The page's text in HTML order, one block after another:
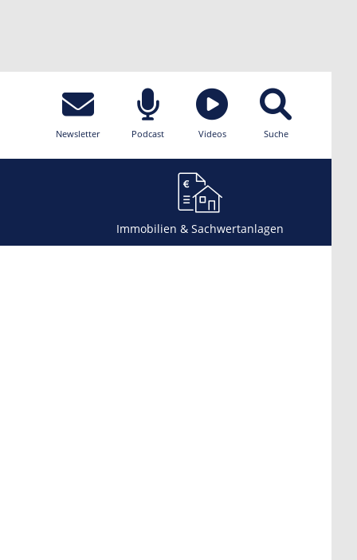
Newsletter Podcast Videos Suche
Immobilien & Sachwertanlagen